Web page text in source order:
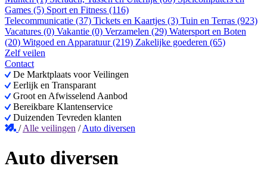
Games (5) Sport en Fitness (116)
Telecommunicatie (37) Tickets en Kaartjes (3) Tuin en Terras (923)
Vacatures (0) Vakantie (0) Verzamelen (29) Watersport en Boten
(20) Witgoed en Apparatuur (219) Zakelijke goederen (65)
Zelf veilen
Contact
De Marktplaats voor Veilingen
Eerlijk en Transparant
Groot en Afwisselend Aanbod
Bereikbare Klantenservice
Duizenden Tevreden klanten
/Alle veilingen /Auto diversen
Auto diversen